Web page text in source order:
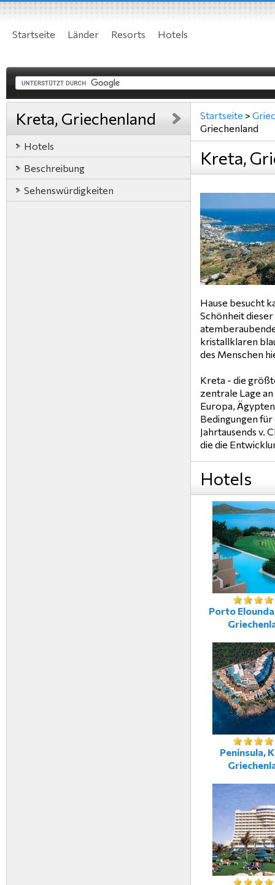
Startseite Länder Resorts Hotels
Kreta, Griechenland
Hotels
Beschreibung
Sehenswürdigkeiten
Startseite >
Griechenland
Kreta,
Hause besucht
Schönheit
kristallklaren
des Menschen
Kreta - die
zentrale Lage
Europa,
Bedingungen
Jahrtausends v.
die die
Hotels
Porto
Peninsula,